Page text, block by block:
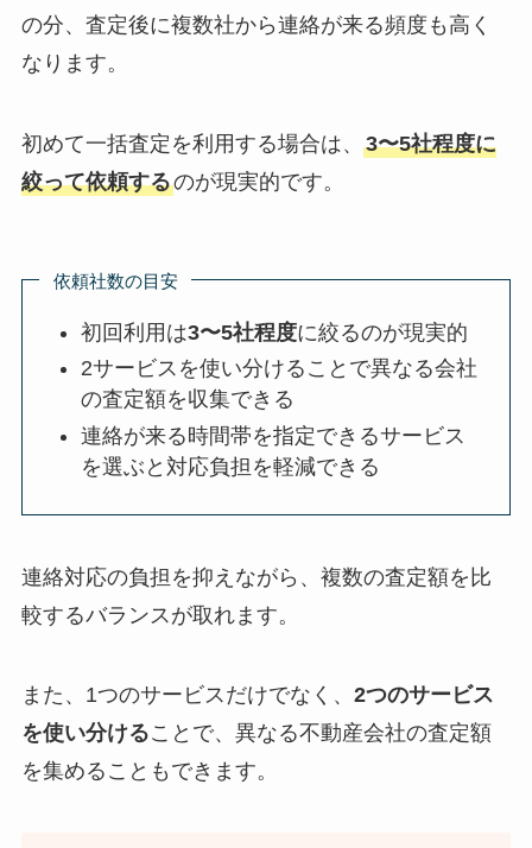
の分、査定後に複数社から連絡が来る頻度も高く
なります。
初めて一括査定を利用する場合は、 3〜5社程度に
絞って依頼するのが現実的です。
依頼社数の目安
初回利用は3〜5社程度に絞るのが現実的
2サービスを使い分けることで異なる会社
の査定額を収集できる
連絡が来る時間帯を指定できるサービス
を選ぶと対応負担を軽減できる
連絡対応の負担を抑えながら、複数の査定額を比
較するバランスが取れます。
また、1つのサービスだけでなく、 2つのサービス
を使い分けることで、異なる不動産会社の査定額
を集めることもできます。